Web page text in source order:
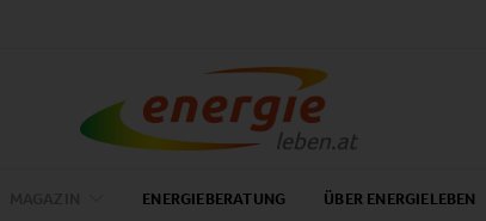
ENERGIEBERATUNG ÜBER ENERGIELEBEN